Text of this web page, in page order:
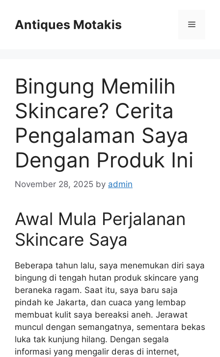
contentAntiques Motakis Menu
Bingung Memilih
Skincare? Cerita
Pengalaman Saya
Dengan Produk Ini
November 28, 2025 by admin
Awal Mula Perjalanan
Skincare Saya
Beberapa tahun lalu, saya menemukan diri saya
bingung di tengah hutan produk skincare yang
beraneka ragam. Saat itu, saya baru saja
pindah ke Jakarta, dan cuaca yang lembap
membuat kulit saya bereaksi aneh. Jerawat
muncul dengan semangatnya, sementara bekas
luka tak kunjung hilang. Dengan segala
informasi yang mengalir deras di internet,